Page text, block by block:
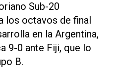
Sub-20
los octavos de final
en la Argentina,
9-0 ante Fiji, que lo
B.